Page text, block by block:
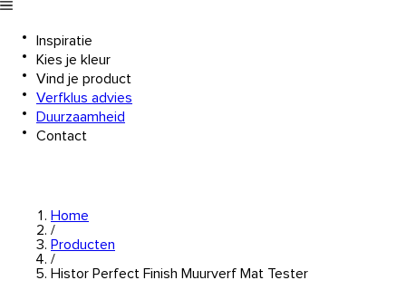
Inspiratie
Kies je kleur
Vind je product
Verfklus advies
Duurzaamheid
Contact
Home
/
Producten
/
Histor Perfect Finish Muurverf Mat Tester